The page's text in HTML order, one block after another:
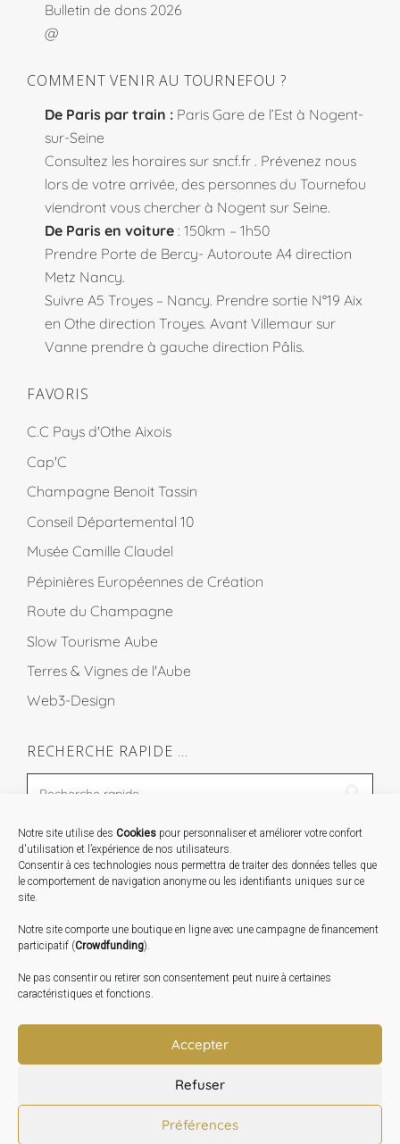
Notre site utilise des Cookies pour personnaliser et améliorer votre confort
d'utilisation et l’expérience de nos utilisateurs.
Consentir à ces technologies nous permettra de traiter des données telles que
le comportement de navigation anonyme ou les identifiants uniques sur ce
site.
Notre site comporte une boutique en ligne avec une campagne de financement
participatif (Crowdfunding).
Ne pas consentir ou retirer son consentement peut nuire à certaines
caractéristiques et fonctions.
Accepter
Refuser
Préférences
Bulletin de dons 2026
@
COMMENT VENIR AU TOURNEFOU ?
De Paris par train : Paris Gare de l’Est à Nogent-
sur-Seine
Consultez les horaires sur sncf.fr . Prévenez nous
lors de votre arrivée, des personnes du Tournefou
viendront vous chercher à Nogent sur Seine.
De Paris en voiture : 150km – 1h50
Prendre Porte de Bercy- Autoroute A4 direction
Metz Nancy.
Suivre A5 Troyes – Nancy. Prendre sortie N°19 Aix
en Othe direction Troyes. Avant Villemaur sur
Vanne prendre à gauche direction Pâlis.
FAVORIS
C.C Pays d'Othe Aixois
Cap'C
Champagne Benoit Tassin
Conseil Départemental 10
Musée Camille Claudel
Pépinières Européennes de Création
Route du Champagne
Slow Tourisme Aube
Terres & Vignes de l'Aube
Web3-Design
RECHERCHE RAPIDE …
STAGES …
Expo « Mesures de lumière » du 19 Sept au 29 Nov.
Inauguration de la Grange : Le 17 Oct. 2026
Atelier Image : L’art au service de la santé mentale –
10 Oct. 2026